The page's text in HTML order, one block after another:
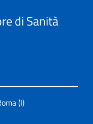
di Sanità
(I)